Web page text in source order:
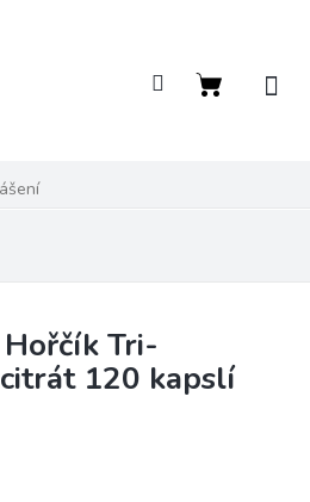
Nákupní
Tri-
120 kapslí